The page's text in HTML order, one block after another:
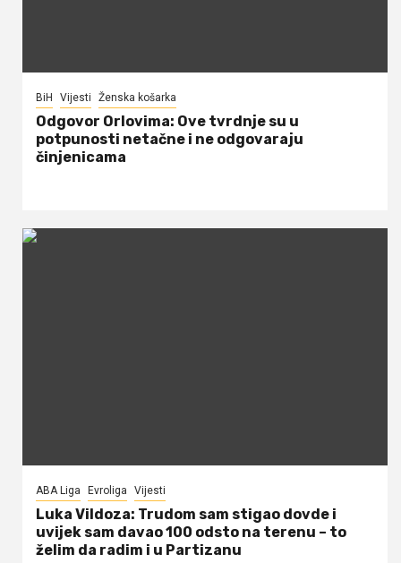
BiH Vijesti Ženska košarka
Odgovor Orlovima: ​Ove tvrdnje su u
potpunosti netačne i ne odgovaraju
činjenicama
ABA Liga Evroliga Vijesti
Luka Vildoza: Trudom sam stigao dovde i
uvijek sam davao 100 odsto na terenu – to
želim da radim i u Partizanu